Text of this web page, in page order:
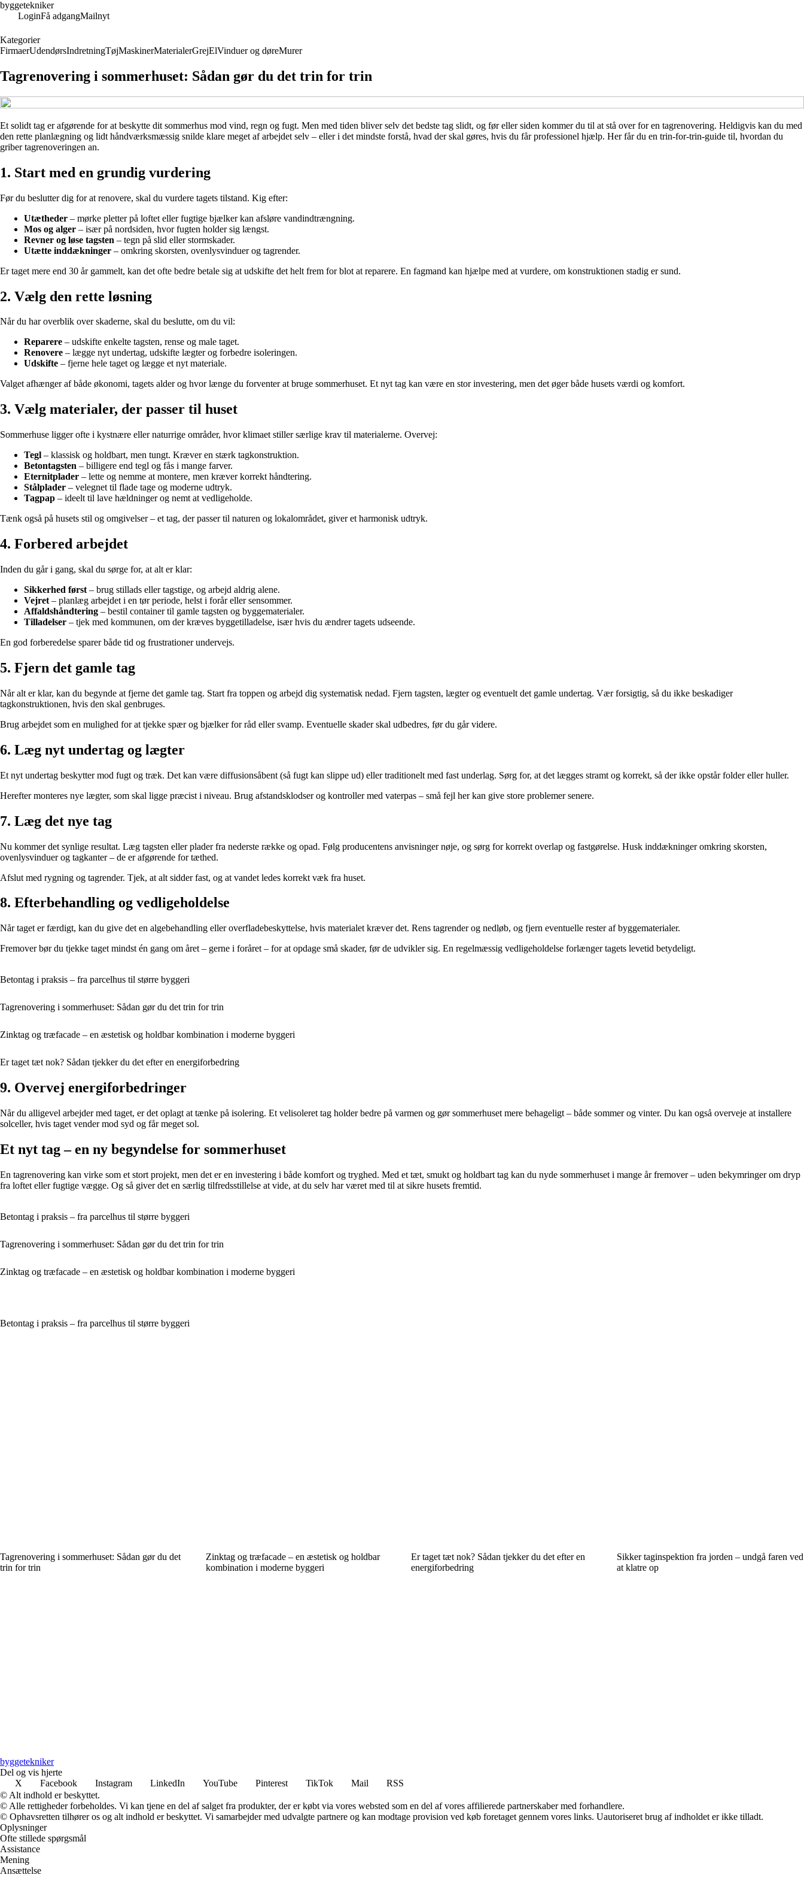
byggetekniker
LoginFå adgangMailnyt
Kategorier
FirmaerUdendørsIndretningTøjMaskinerMaterialerGrejElVinduer og døreMurer
Tagrenovering i sommerhuset: Sådan gør du det trin for trin
Et solidt tag er afgørende for at beskytte dit sommerhus mod vind, regn og fugt. Men med tiden bliver selv det bedste tag slidt, og før eller siden kommer du til at stå over for en tagrenovering. Heldigvis kan du med
den rette planlægning og lidt håndværksmæssig snilde klare meget af arbejdet selv – eller i det mindste forstå, hvad der skal gøres, hvis du får professionel hjælp. Her får du en trin-for-trin-guide til, hvordan du
griber tagrenoveringen an.
1. Start med en grundig vurdering
Før du beslutter dig for at renovere, skal du vurdere tagets tilstand. Kig efter:
Utætheder – mørke pletter på loftet eller fugtige bjælker kan afsløre vandindtrængning.
Mos og alger – især på nordsiden, hvor fugten holder sig længst.
Revner og løse tagsten – tegn på slid eller stormskader.
Utætte inddækninger – omkring skorsten, ovenlysvinduer og tagrender.
Er taget mere end 30 år gammelt, kan det ofte bedre betale sig at udskifte det helt frem for blot at reparere. En fagmand kan hjælpe med at vurdere, om konstruktionen stadig er sund.
2. Vælg den rette løsning
Når du har overblik over skaderne, skal du beslutte, om du vil:
Reparere – udskifte enkelte tagsten, rense og male taget.
Renovere – lægge nyt undertag, udskifte lægter og forbedre isoleringen.
Udskifte – fjerne hele taget og lægge et nyt materiale.
Valget afhænger af både økonomi, tagets alder og hvor længe du forventer at bruge sommerhuset. Et nyt tag kan være en stor investering, men det øger både husets værdi og komfort.
3. Vælg materialer, der passer til huset
Sommerhuse ligger ofte i kystnære eller naturrige områder, hvor klimaet stiller særlige krav til materialerne. Overvej:
Tegl – klassisk og holdbart, men tungt. Kræver en stærk tagkonstruktion.
Betontagsten – billigere end tegl og fås i mange farver.
Eternitplader – lette og nemme at montere, men kræver korrekt håndtering.
Stålplader – velegnet til flade tage og moderne udtryk.
Tagpap – ideelt til lave hældninger og nemt at vedligeholde.
Tænk også på husets stil og omgivelser – et tag, der passer til naturen og lokalområdet, giver et harmonisk udtryk.
4. Forbered arbejdet
Inden du går i gang, skal du sørge for, at alt er klar:
Sikkerhed først – brug stillads eller tagstige, og arbejd aldrig alene.
Vejret – planlæg arbejdet i en tør periode, helst i forår eller sensommer.
Affaldshåndtering – bestil container til gamle tagsten og byggematerialer.
Tilladelser – tjek med kommunen, om der kræves byggetilladelse, især hvis du ændrer tagets udseende.
En god forberedelse sparer både tid og frustrationer undervejs.
5. Fjern det gamle tag
Når alt er klar, kan du begynde at fjerne det gamle tag. Start fra toppen og arbejd dig systematisk nedad. Fjern tagsten, lægter og eventuelt det gamle undertag. Vær forsigtig, så du ikke beskadiger
tagkonstruktionen, hvis den skal genbruges.
Brug arbejdet som en mulighed for at tjekke spær og bjælker for råd eller svamp. Eventuelle skader skal udbedres, før du går videre.
6. Læg nyt undertag og lægter
Et nyt undertag beskytter mod fugt og træk. Det kan være diffusionsåbent (så fugt kan slippe ud) eller traditionelt med fast underlag. Sørg for, at det lægges stramt og korrekt, så der ikke opstår folder eller huller.
Herefter monteres nye lægter, som skal ligge præcist i niveau. Brug afstandsklodser og kontroller med vaterpas – små fejl her kan give store problemer senere.
7. Læg det nye tag
Nu kommer det synlige resultat. Læg tagsten eller plader fra nederste række og opad. Følg producentens anvisninger nøje, og sørg for korrekt overlap og fastgørelse. Husk inddækninger omkring skorsten,
ovenlysvinduer og tagkanter – de er afgørende for tæthed.
Afslut med rygning og tagrender. Tjek, at alt sidder fast, og at vandet ledes korrekt væk fra huset.
8. Efterbehandling og vedligeholdelse
Når taget er færdigt, kan du give det en algebehandling eller overfladebeskyttelse, hvis materialet kræver det. Rens tagrender og nedløb, og fjern eventuelle rester af byggematerialer.
Fremover bør du tjekke taget mindst én gang om året – gerne i foråret – for at opdage små skader, før de udvikler sig. En regelmæssig vedligeholdelse forlænger tagets levetid betydeligt.
Betontag i praksis – fra parcelhus til større byggeri
Tagrenovering i sommerhuset: Sådan gør du det trin for trin
Zinktag og træfacade – en æstetisk og holdbar kombination i moderne byggeri
Er taget tæt nok? Sådan tjekker du det efter en energiforbedring
9. Overvej energiforbedringer
Når du alligevel arbejder med taget, er det oplagt at tænke på isolering. Et velisoleret tag holder bedre på varmen og gør sommerhuset mere behageligt – både sommer og vinter. Du kan også overveje at installere
solceller, hvis taget vender mod syd og får meget sol.
Et nyt tag – en ny begyndelse for sommerhuset
En tagrenovering kan virke som et stort projekt, men det er en investering i både komfort og tryghed. Med et tæt, smukt og holdbart tag kan du nyde sommerhuset i mange år fremover – uden bekymringer om dryp
fra loftet eller fugtige vægge. Og så giver det en særlig tilfredsstillelse at vide, at du selv har været med til at sikre husets fremtid.
Betontag i praksis – fra parcelhus til større byggeri
Tagrenovering i sommerhuset: Sådan gør du det trin for trin
Zinktag og træfacade – en æstetisk og holdbar kombination i moderne byggeri
Betontag i praksis – fra parcelhus til større byggeri
Tagrenovering i sommerhuset: Sådan gør du det
trin for trin
Zinktag og træfacade – en æstetisk og holdbar
kombination i moderne byggeri
Er taget tæt nok? Sådan tjekker du det efter en
energiforbedring
Sikker taginspektion fra jorden – undgå faren ved
at klatre op
byggetekniker
Del og vis hjerte
X
Facebook Instagram LinkedIn YouTube Pinterest TikTok Mail
RSS
© Alt indhold er beskyttet.
© Alle rettigheder forbeholdes. Vi kan tjene en del af salget fra produkter, der er købt via vores websted som en del af vores affilierede partnerskaber med forhandlere.
© Ophavsretten tilhører os og alt indhold er beskyttet. Vi samarbejder med udvalgte partnere og kan modtage provision ved køb foretaget gennem vores links. Uautoriseret brug af indholdet er ikke tilladt.
Oplysninger
Ofte stillede spørgsmål
Assistance
Mening
Ansættelse